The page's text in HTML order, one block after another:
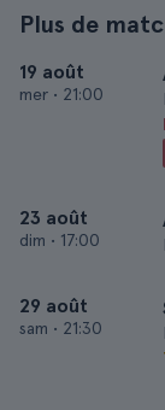
Plus de
19 août
mer • 21:00
23 août
dim • 17:00
29 août
sam • 21:30